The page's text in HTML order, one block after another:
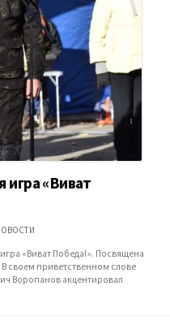
игра «Виват
«Виват Победа!». Посвящена
своем приветственном слове
Воропанов акцентировал